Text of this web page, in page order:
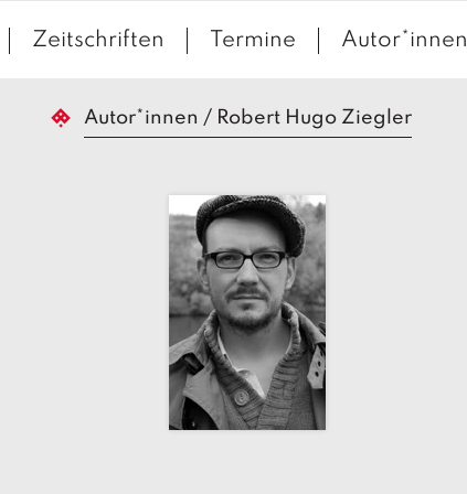
Zeitschriften Termine Autor*innen
Autor*innen / Robert Hugo Ziegler